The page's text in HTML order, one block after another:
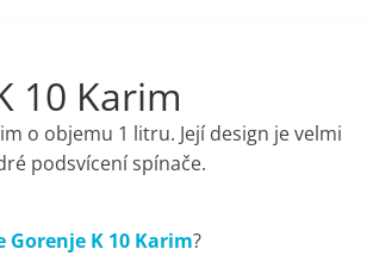
10 Karim
o objemu 1 litru. Její design je velmi
podsvícení spínače.
K 10 Karim?